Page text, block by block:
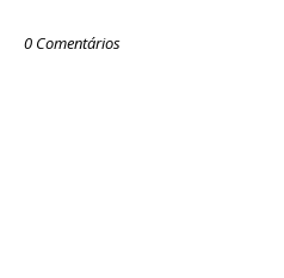
0 Comentários